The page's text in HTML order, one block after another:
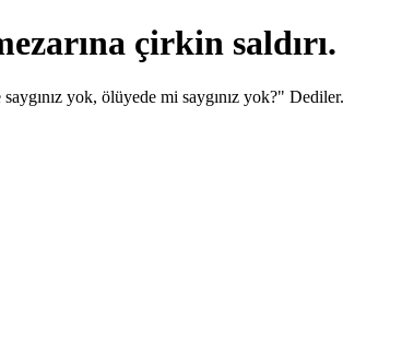
çirkin saldırı.
yok, ölüyede mi saygınız yok?" Dediler.